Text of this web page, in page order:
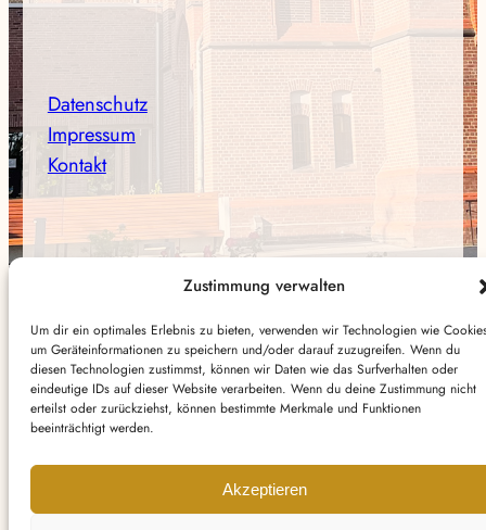
Zustimmung verwalten
Um dir ein optimales Erlebnis zu bieten, verwenden wir Technologien wie
um Geräteinformationen zu speichern und/oder darauf zuzugreifen. Wenn du
diesen Technologien zustimmst, können wir Daten wie das Surfverhalten oder
eindeutige IDs auf dieser Website verarbeiten. Wenn du deine Zustimmung nicht
erteilst oder zurückziehst, können bestimmte Merkmale und Funktionen
beeinträchtigt werden.
Akzeptieren
Datenschutz
Impressum
Kontakt
Instagram